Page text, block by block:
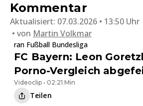
Kommentar
Aktualisiert: 07.03.2026 • 13:50 Uhr
von Martin Volkmar
ran Fußball Bundesliga
FC Bayern: Leon
Porno-Vergleich
Videoclip • 02:21 Min
Teilen